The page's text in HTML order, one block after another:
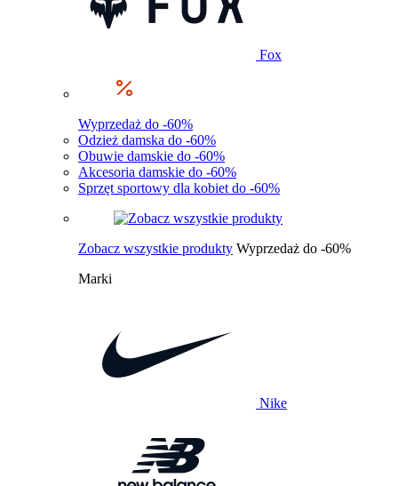
Fox
Wyprzedaż do -60%
Odzież damska do -60%
Obuwie damskie do -60%
Akcesoria damskie do -60%
Sprzęt sportowy dla kobiet do -60%
Zobacz wszystkie produkty Wyprzedaż do -60%
Marki
Nike